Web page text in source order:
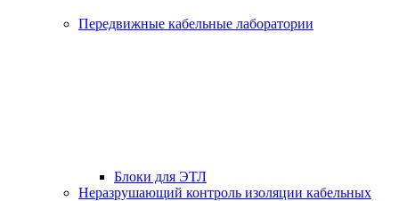
Передвижные кабельные лаборатории
Блоки для ЭТЛ
Неразрушающий контроль изоляции кабельных